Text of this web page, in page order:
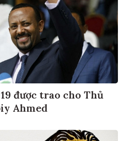
được trao cho Thủ
Ahmed